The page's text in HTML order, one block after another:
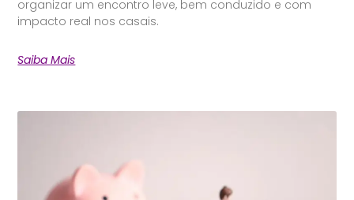
organizar um encontro leve, bem conduzido e com
impacto real nos casais.
Saiba Mais